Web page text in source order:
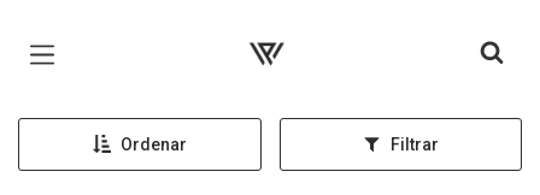
Página inicial
Ordenar Filtrar